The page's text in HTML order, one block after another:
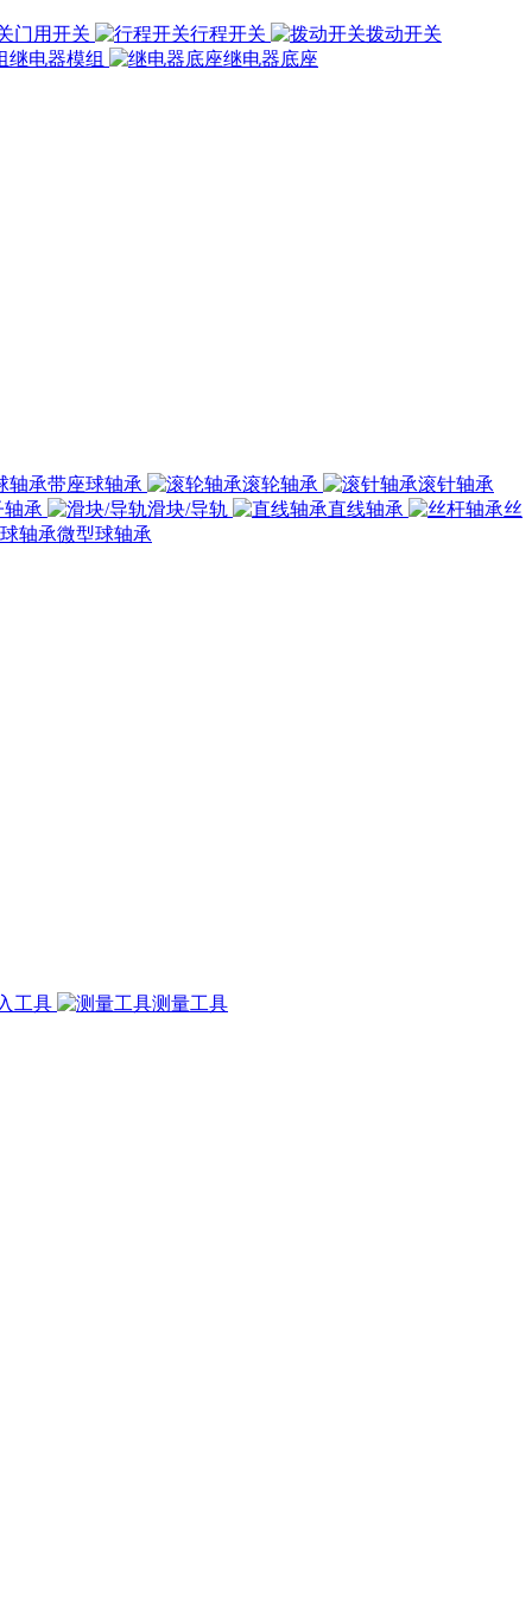
门用开关 行程开关
拨动开关
继电器模组 继电器底座
带座球轴承 滚轮轴承
滚针轴承
轴承 滑块/导轨 直线轴承
丝
微型球轴承
工具 测量工具